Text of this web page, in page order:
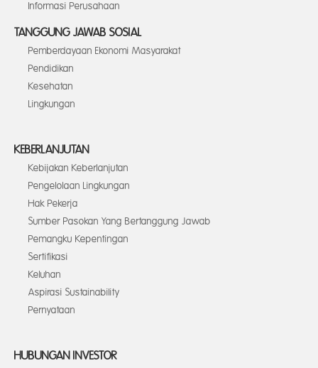
Informasi Perusahaan
TANGGUNG JAWAB SOSIAL
Pemberdayaan Ekonomi Masyarakat
Pendidikan
Kesehatan
Lingkungan
KEBERLANJUTAN
Kebijakan Keberlanjutan
Pengelolaan Lingkungan
Hak Pekerja
Sumber Pasokan Yang Bertanggung Jawab
Pemangku Kepentingan
Sertifikasi
Keluhan
Aspirasi Sustainability
Pernyataan
HUBUNGAN INVESTOR